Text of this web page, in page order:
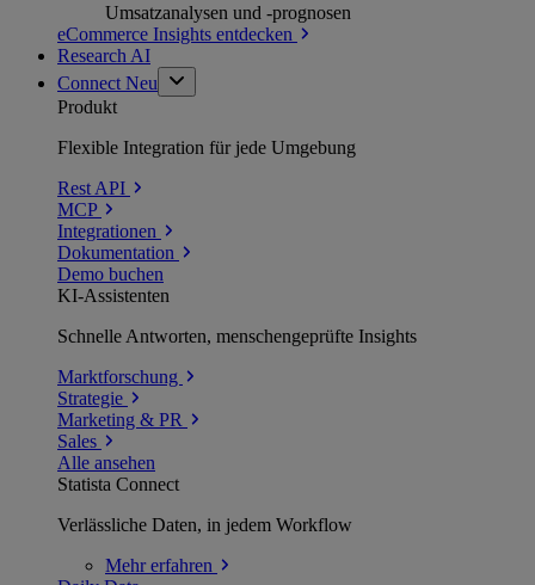
Umsatzanalysen und -prognosen
eCommerce Insights entdecken
Research AI
Connect Neu
Produkt
Flexible Integration für jede Umgebung
Rest API
MCP
Integrationen
Dokumentation
Demo buchen
KI-Assistenten
Schnelle Antworten, menschengeprüfte Insights
Marktforschung
Strategie
Marketing & PR
Sales
Alle ansehen
Statista Connect
Verlässliche Daten, in jedem Workflow
Mehrerfahren